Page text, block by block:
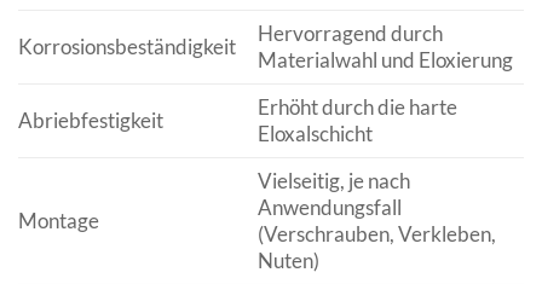
Korrosionsbeständigkeit
Hervorragend durch
Materialwahl und Eloxierung
Abriebfestigkeit
Erhöht durch die harte
Eloxalschicht
Montage
Vielseitig, je nach
Anwendungsfall
(Verschrauben, Verkleben,
Nuten)